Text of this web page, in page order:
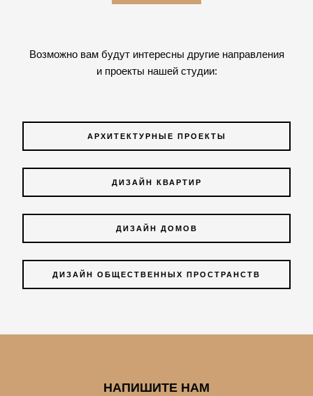
Возможно вам будут интересны другие направления
и проекты нашей студии:
АРХИТЕКТУРНЫЕ ПРОЕКТЫ
ДИЗАЙН КВАРТИР
ДИЗАЙН ДОМОВ
ДИЗАЙН ОБЩЕСТВЕННЫХ ПРОСТРАНСТВ
НАПИШИТЕ НАМ